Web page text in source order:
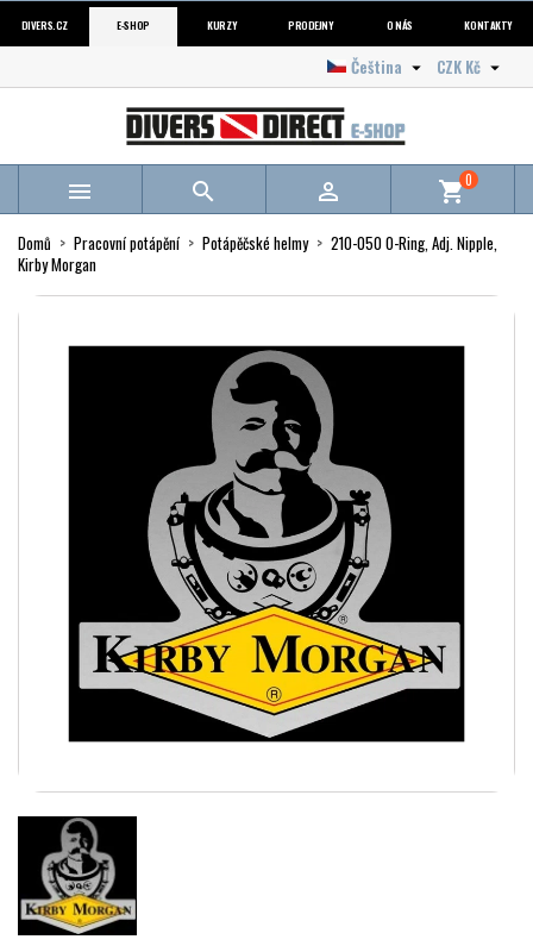
DIVERS.CZ E-SHOP KURZY PRODEJNY O NÁS KONTAKTY
CZK Kč 
Čeština 
   shopping_cart0
Domů Pracovní potápění Potápěčské helmy
210-050 O-Ring, Adj. Nipple,
Kirby Morgan